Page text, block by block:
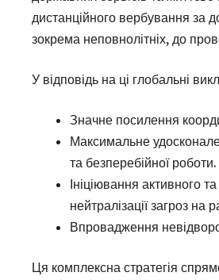
дистанційного вербування за
зокрема неповнолітніх, до
У відповідь на ці глобальні
Значне посилення
Максимальне
та безперебійної роботи.
Ініціювання активного
нейтралізації загроз на
Впровадження
Ця комплексна стратегія